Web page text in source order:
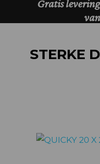
STERKE